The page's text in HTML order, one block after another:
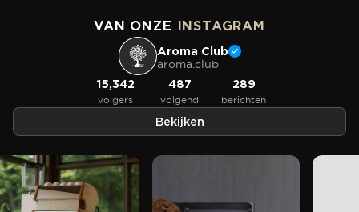
VAN ONZE INSTAGRAM
Aroma Club
aroma.club
15,342
volgers
487
volgend
289
berichten
Bekijken